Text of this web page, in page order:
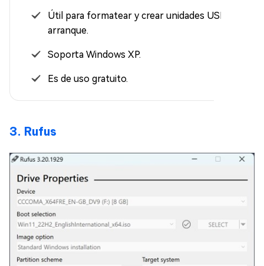
Útil para formatear y crear unidades USB de
arranque.
Soporta Windows XP.
Es de uso gratuito.
3. Rufus